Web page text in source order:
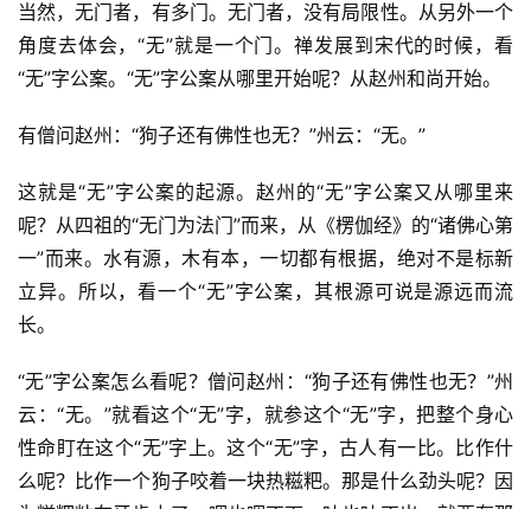
资
讯
八
点
僧
高
僧
访
当然，无门者，有多门。无门者，没有局限性。从另外一个
角度去体会，“无”就是一个门。禅发展到宋代的时候，看
“无”字公案。“无”字公案从哪里开始呢？从赵州和尚开始。
有僧问赵州：“狗子还有佛性也无？”州云：“无。”
这就是“无”字公案的起源。赵州的“无”字公案又从哪里来
呢？从四祖的“无门为法门”而来，从《楞伽经》的“诸佛心第
一”而来。水有源，木有本，一切都有根据，绝对不是标新
立异。所以，看一个“无”字公案，其根源可说是源远而流
长。
“无”字公案怎么看呢？僧问赵州：“狗子还有佛性也无？”州
云：“无。”就看这个“无”字，就参这个“无”字，把整个身心
性命盯在这个“无”字上。这个“无”字，古人有一比。比作什
么呢？比作一个狗子咬着一块热糍粑。那是什么劲头呢？因